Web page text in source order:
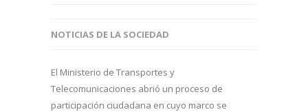
NOTICIAS DE LA SOCIEDAD
El Ministerio de Transportes y
Telecomunicaciones abrió un proceso de
participación ciudadana en cuyo marco se